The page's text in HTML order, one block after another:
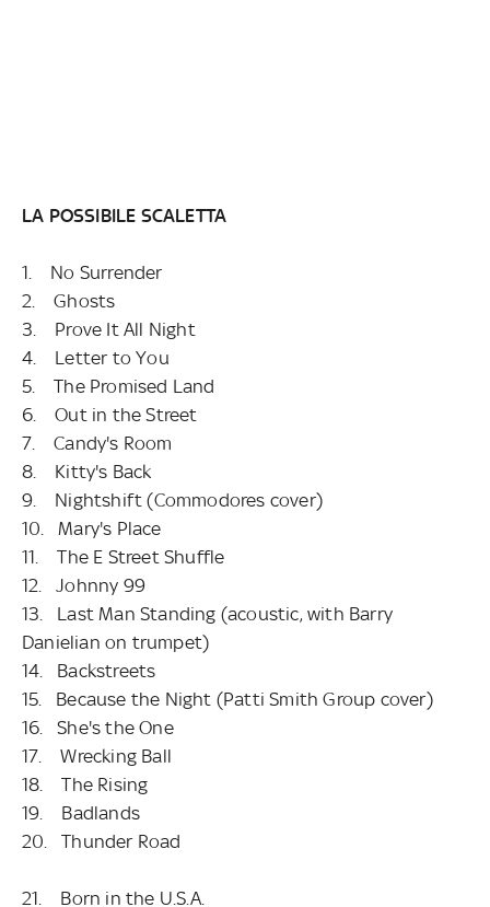
LA POSSIBILE SCALETTA
1. No Surrender
2. Ghosts
3. Prove It All Night
4. Letter to You
5. The Promised Land
6. Out in the Street
7. Candy's Room
8. Kitty's Back
9. Nightshift(Commodores cover)
10. Mary's Place
11. The E Street Shuffle
12. Johnny 99
13. Last Man Standing (acoustic, with Barry
Danielian on trumpet)
14. Backstreets
15. Because the Night (Patti Smith Group cover)
16. She's the One
17. Wrecking Ball
18. The Rising
19. Badlands
20. Thunder Road
21. Born in the U.S.A.